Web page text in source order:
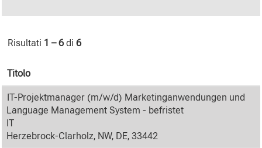
Risultati 1 – 6di 6
Titolo
IT-Projektmanager (m/w/d) Marketinganwendungen und
Language Management System - befristet
IT
Herzebrock-Clarholz, NW, DE, 33442